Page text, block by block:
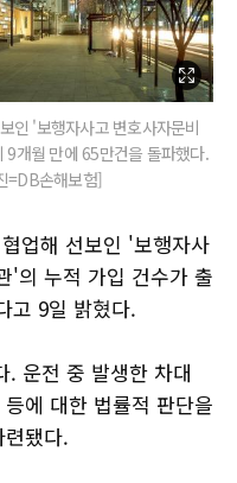
인 '보행자사고 변호사자문비
개월 만에 65만건을 돌파했다.
=DB손해보험]
업해 선보인 '보행자사
'의 누적 가입 건수가 출
고 9일 밝혔다.
. 운전 중 발생한 차대
에 대한 법률적 판단을
됐다.